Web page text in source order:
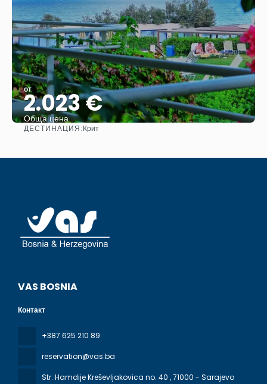
от
2.023 €
Обща цена
ДЕСТИНАЦИЯ:Крит
VAS BOSNIA
Контакт
+387 625 210 89
reservation@vas.ba
Str: Hamdije Kreševljakovica no. 40 , 71000 - Sarajevo